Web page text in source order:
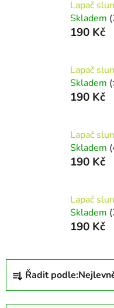
Lapač
Skladem
190 Kč
Lapač
Skladem
190 Kč
Lapač
Skladem
190 Kč
Lapač
Skladem
190 Kč
Ř
z
Řadit podle: